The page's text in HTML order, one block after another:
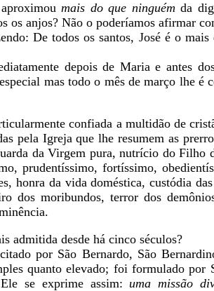
aproximoumais do que ninguémda
os anjos? Não o poderíamos afirmar
De todos os santos, José é o
depois de Maria e antes
mas todo o mês de março lhe é
confiada a multidão de
pela Igreja que lhe resumem as
da Virgem pura, nutrício do Filho
prudentíssimo, fortíssimo,
honra da vida doméstica, custódia
dos moribundos, terror dos
admitida desde há cinco séculos?
por São Bernardo, São
quanto elevado; foi formulado por
se exprime assim: uma missão